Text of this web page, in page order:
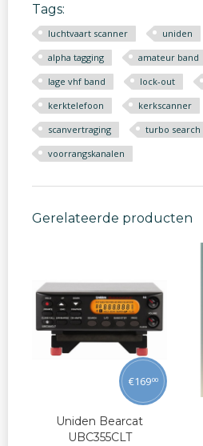
Tags:
luchtvaart scanner uniden
alpha tagging
amateur band
lage vhf band
lock-out
kerktelefoon
kerkscanner
scanvertraging
turbo search
voorrangskanalen
Gerelateerde producten
Uniden Bearcat
UBC355CLT
€16900